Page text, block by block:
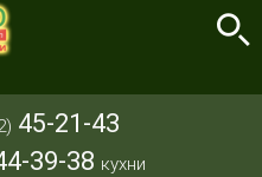
45-21-43
39-38 кухни